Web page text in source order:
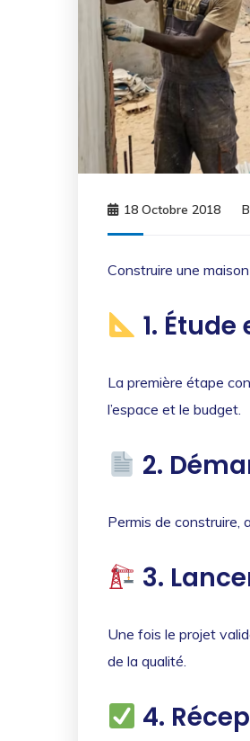
18 Octobre 2018
Construire une
1.
La première étape
l’espace et le budget.
2.
Permis de construire,
3.
Une fois le projet
de la qualité.
4.